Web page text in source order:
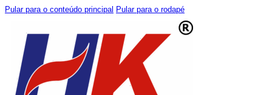
Pular para o conteúdo principal Pular para o rodapé